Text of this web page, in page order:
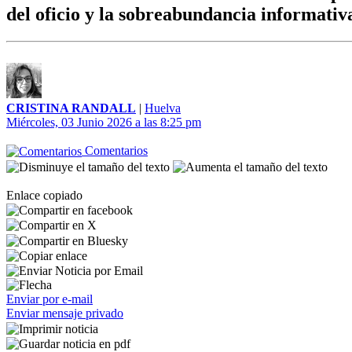
del oficio y la sobreabundancia
CRISTINA RANDALL | Huelva
Miércoles, 03 Junio 2026 a las 8:25 pm
Comentarios
Enlace copiado
Enviar por e-mail
Enviar mensaje privado